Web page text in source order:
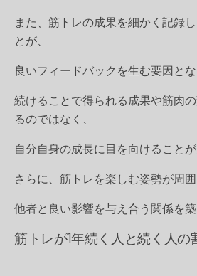
また、筋トレの成果を細かく記録
とが、
良いフィードバックを生む要因とな
続けることで得られる成果や筋肉
るのではなく、
自分自身の成長に目を向けることが
さらに、筋トレを楽しむ姿勢が周囲
他者と良い影響を与え合う関係を築
筋トレが1年続く人と続く人の